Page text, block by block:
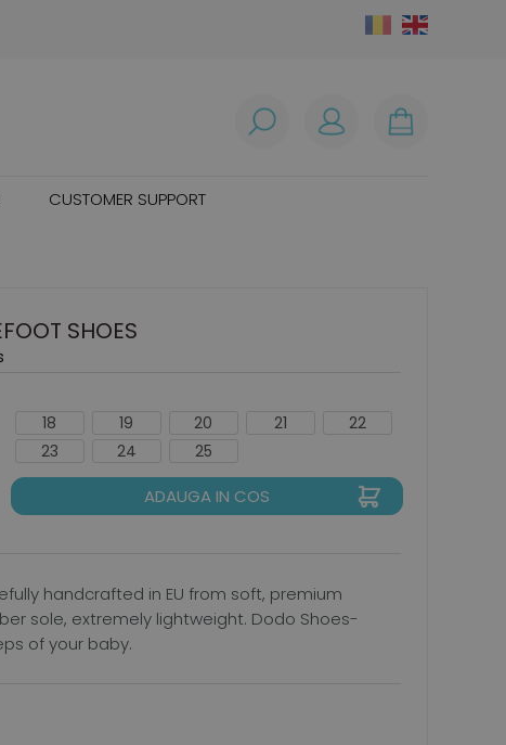
CUSTOMER SUPPORT
SHOES
18 19 20 21
22
23
24 25
ADAUGA IN COS
handcrafted in EU from soft, premium
sole, extremely lightweight. Dodo Shoes-
of your baby.